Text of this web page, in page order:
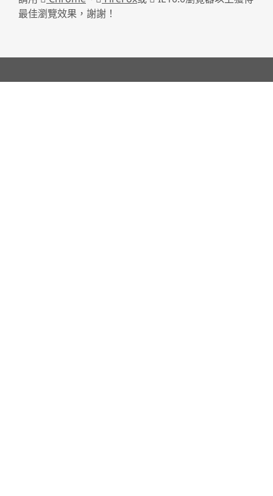
最佳瀏覽效果，謝謝！